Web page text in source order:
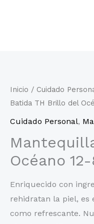
Inicio / Cuidado
Batida TH Brillo del
Cuidado Personal,
Océano
Enriquecido con
rehidratan la piel, es
como refrescante.